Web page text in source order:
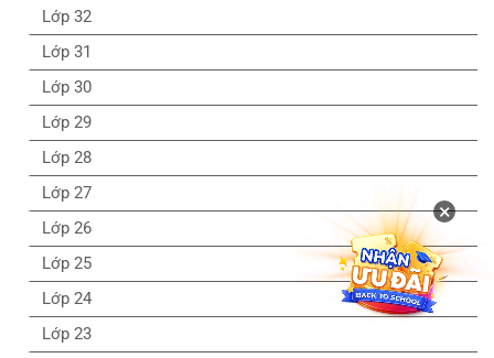
Lớp 32
Lớp 31
Lớp 30
Lớp 29
Lớp 28
Lớp 27
Lớp 26
Lớp 25
Lớp 24
Lớp 23
×